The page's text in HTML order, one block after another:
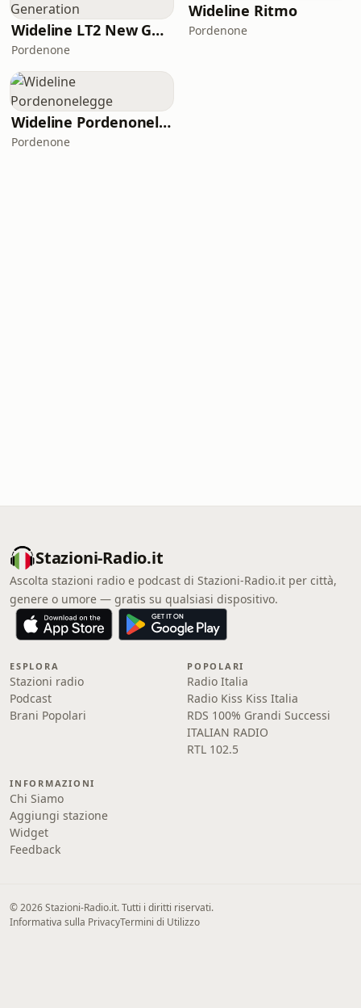
Wideline LT2 New Generation
Pordenone
Wideline Ritmo
Pordenone
Wideline Pordenonelegge
Pordenone
Stazioni-Radio.it
Ascolta stazioni radio e podcast di Stazioni-Radio.it per città,
genere o umore — gratis su qualsiasi dispositivo.
ESPLORA
Stazioni radio
Podcast
Brani Popolari
POPOLARI
Radio Italia
Radio Kiss Kiss Italia
RDS 100% Grandi Successi
ITALIAN RADIO
RTL 102.5
INFORMAZIONI
Chi Siamo
Aggiungi stazione
Widget
Feedback
© 2026 Stazioni-Radio.it. Tutti i diritti riservati.
Informativa sulla PrivacyTermini di Utilizzo